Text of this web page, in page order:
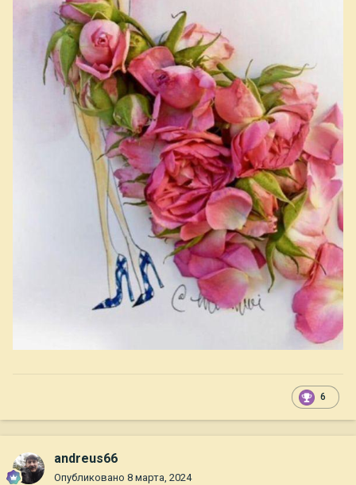
6
andreus66
Опубликовано 8 марта, 2024